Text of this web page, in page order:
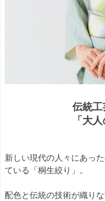
伝統
「大
新しい現代の人々にあっ
ている「桐生絞り」。
配色と伝統の技術が織り